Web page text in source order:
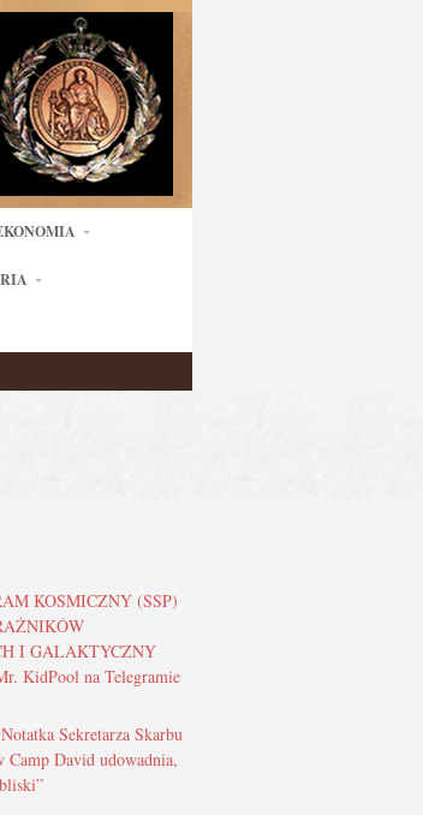
KOSMICZNY (SSP)
I GALAKTYCZNY
KidPool na Telegramie
Sekretarza Skarbu
Camp David udowadnia,